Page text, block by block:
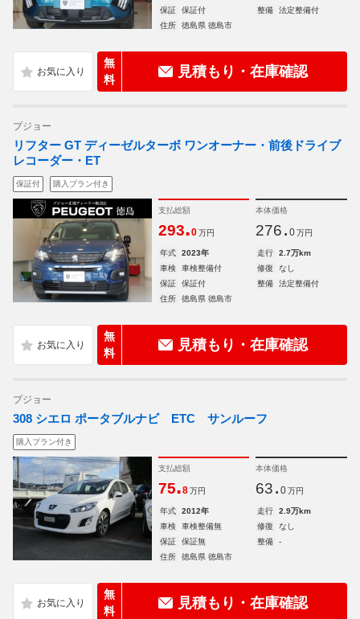
保証
保証付 整備
法定整備付
住所
徳島県 徳島市
無
料
見積もり・在庫確認
プジョー
リフター GT ディーゼルターボ ワンオーナー・前後ドライブ
レコーダー・ET
保証付 購入プラン付き
支払総額
293.0 万円
本体価格
276. 0 万円
年式 2023年 走行
2.7万km
車検
車検整備付 修復
なし
保証
保証付 整備
法定整備付
住所
徳島県 徳島市
無
料
見積もり・在庫確認
プジョー
308 シエロ ポータブルナビ ETC サンルーフ
購入プラン付き
支払総額
75.8 万円
本体価格
63. 0 万円
年式 2012年 走行
2.9万km
車検
車検整備無 修復
なし
保証
保証無 整備
-
住所
徳島県 徳島市
無
料
見積もり・在庫確認